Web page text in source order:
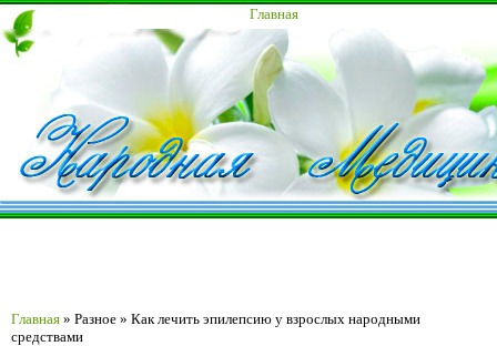
Главная
Главная » Разное » Как лечить эпилепсию у взрослых народными
средствами